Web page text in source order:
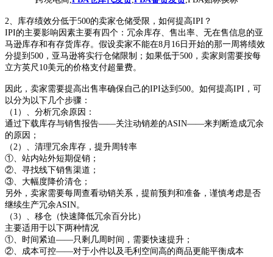
2、库存绩效分低于500的卖家仓储受限，如何提高IPI？
IPI的主要影响因素主要有四个：冗余库存、售出率、无在售信息的亚
马逊库存和有存货库存。假设卖家不能在8月16日开始的那一周将绩效
分提到500，亚马逊将实行仓储限制；如果低于500，卖家则需要按每
立方英尺10美元的价格支付超量费。
因此，卖家需要提高出售率确保自己的IPI达到500。如何提高IPI，可
以分为以下几个步骤：
（ 1）、分析冗余原因：
通过下载库存与销售报告——关注动销差的ASIN——来判断造成冗余
的原因；
（ 2）、清理冗余库存，提升周转率
①、站内站外短期促销；
②、寻找线下销售渠道；
③、大幅度降价清仓；
另外，卖家需要每周查看动销关系，提前预判和准备，谨慎考虑是否
继续生产冗余ASIN。
（3）、移仓（快速降低冗余百分比）
主要适用于以下两种情况
①、时间紧迫——只剩几周时间，需要快速提升；
②、成本可控——对于小件以及毛利空间高的商品更能平衡成本